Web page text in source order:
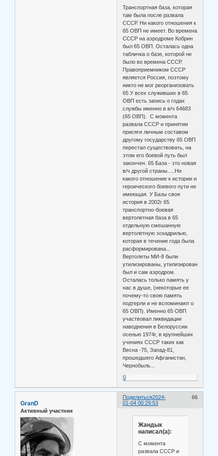
Транспортная база, которая
там была после развала
СССР. Ни какого отношения к
65 ОВП не имеет. Во времена
СССР на аэродроме Кобрин
был 65 ОВП. Осталась одна
табличка о базе, которой не
было во времена СССР.
Правоприемником СССР
является Россия, поэтому
никто не мог реорганизовать
65 У всех служивших в 65
ОВП есть запись о годах
службы именно в в/ч 64683
(65 ОВП). С момента
развала СССР и принятии
присяги личным составом
другому государству 65 ОВП
перестал существовать, на
этом его боевой путь был
закончен. 65 База - это новая
в/ч другой страны.....Ни
какого отношение к истории и
героического боевого пути не
имеющая. У Базы своя
история в 2002г 65
транспортно-боевая
вертолетная база в 65
отдельную смешанную
вертолетную эскадрилью,
которая в течение года была
расформирована...
Вертолеты МИ-8 были
утилизированы, утилизирован
был и сам аэродром.
Осталась только память у
нас в душе, (некоторые ее
почему-то свою память
подтерли и не вспоминают о
65 ОВП). Именно 65 ОВП
участвовал ликвидации
наводнения в Белоруссии
осенью 1974г, в крупнейших
учениях СССР таких как
Весна -75, Запад-81,
прошедшего Афганистан,
Чернобыль...
0
Поделиться 66
2024-
01-04 00:29:53
GranD
Активный участник
Жандык
написал(а):
С момента
развала СССР и